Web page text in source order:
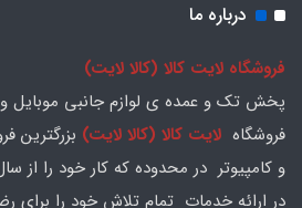
درباره ما
فروشگاه لایت کالا (کالا لایت)
پخش تک و عمده ی لوازم جانبی موبایل و
فروشگاه لایت کالا (کالا لایت) بزرگترین
در ارائه خدمات تمام تلاش خود را برای